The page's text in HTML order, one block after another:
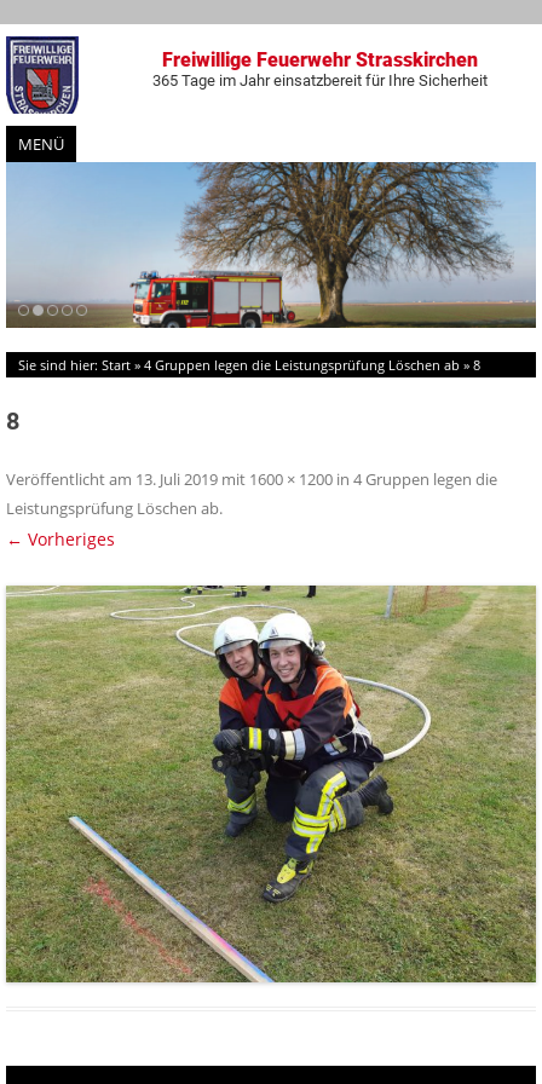
Freiwillige Feuerwehr Strasskirchen
365 Tage im Jahr einsatzbereit für Ihre Sicherheit
MENÜ
Zum
Inhalt
springen
Sie sind hier: Start » 4 Gruppen legen die Leistungsprüfung Löschen ab » 8
8
Veröffentlicht am 13. Juli 2019 mit 1600 × 1200 in 4 Gruppen legen die
Leistungsprüfung Löschen ab.
← Vorheriges